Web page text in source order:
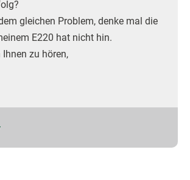
gleichen Problem, denke mal die
E220 hat nicht hin.
zu hören,